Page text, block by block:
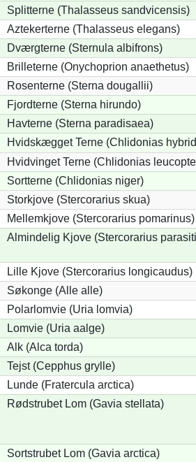
Splitterne (Thalasseus sandvicensis)
Aztekerterne (Thalasseus elegans)
Dværgterne (Sternula albifrons)
Brilleterne (Onychoprion anaethetus)
Rosenterne (Sterna dougallii)
Fjordterne (Sterna hirundo)
Havterne (Sterna paradisaea)
Hvidskægget Terne (Chlidonias
Hvidvinget Terne (Chlidonias
Sortterne (Chlidonias niger)
Storkjove (Stercorarius skua)
Mellemkjove (Stercorarius pomarinus)
Almindelig Kjove (Stercorarius
Lille Kjove (Stercorarius longicaudus)
Søkonge (Alle alle)
Polarlomvie (Uria lomvia)
Lomvie (Uria aalge)
Alk (Alca torda)
Tejst (Cepphus grylle)
Lunde (Fratercula arctica)
Rødstrubet Lom (Gavia stellata)
Sortstrubet Lom (Gavia arctica)